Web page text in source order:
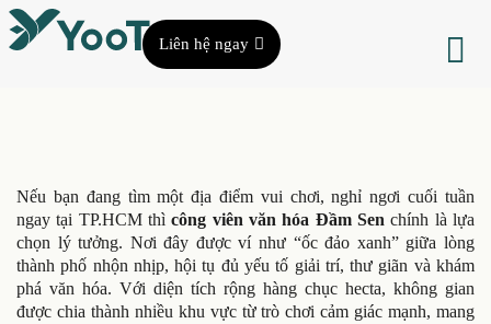
Liên hệ ngay
Nếu bạn đang tìm một địa điểm vui chơi, nghỉ ngơi cuối tuần
ngay tại TP.HCM thìcông viên văn hóa Đầm Sen chính là lựa
chọn lý tưởng. Nơi đây được ví như “ốc đảo xanh” giữa lòng
thành phố nhộn nhịp, hội tụ đủ yếu tố giải trí, thư giãn và khám
phá văn hóa. Với diện tích rộng hàng chục hecta, không gian
được chia thành nhiều khu vực từ trò chơi cảm giác mạnh, mang